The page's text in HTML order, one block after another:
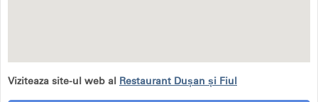
Viziteaza site-ul web al Restaurant Dușan și Fiul